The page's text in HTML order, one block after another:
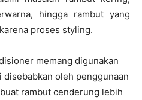
hingga rambut yang
proses styling.
memang digunakan
oleh penggunaan
rambut cenderung lebih